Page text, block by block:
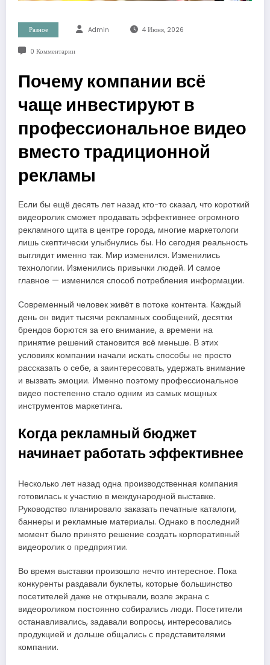
Разное Admin 4 Июня, 2026
0 Комментарии
Почему компании всё
чаще инвестируют в
профессиональное видео
вместо традиционной
рекламы
Если бы ещё десять лет назад кто-то сказал, что короткий
видеоролик сможет продавать эффективнее огромного
рекламного щита в центре города, многие маркетологи
лишь скептически улыбнулись бы. Но сегодня реальность
выглядит именно так. Мир изменился. Изменились
технологии. Изменились привычки людей. И самое
главное — изменился способ потребления информации.
Современный человек живёт в потоке контента. Каждый
день он видит тысячи рекламных сообщений, десятки
брендов борются за его внимание, а времени на
принятие решений становится всё меньше. В этих
условиях компании начали искать способы не просто
рассказать о себе, а заинтересовать, удержать внимание
и вызвать эмоции. Именно поэтому профессиональное
видео постепенно стало одним из самых мощных
инструментов маркетинга.
Когда рекламный бюджет
начинает работать эффективнее
Несколько лет назад одна производственная компания
готовилась к участию в международной выставке.
Руководство планировало заказать печатные каталоги,
баннеры и рекламные материалы. Однако в последний
момент было принято решение создать корпоративный
видеоролик о предприятии.
Во время выставки произошло нечто интересное. Пока
конкуренты раздавали буклеты, которые большинство
посетителей даже не открывали, возле экрана с
видеороликом постоянно собирались люди. Посетители
останавливались, задавали вопросы, интересовались
продукцией и дольше общались с представителями
компании.